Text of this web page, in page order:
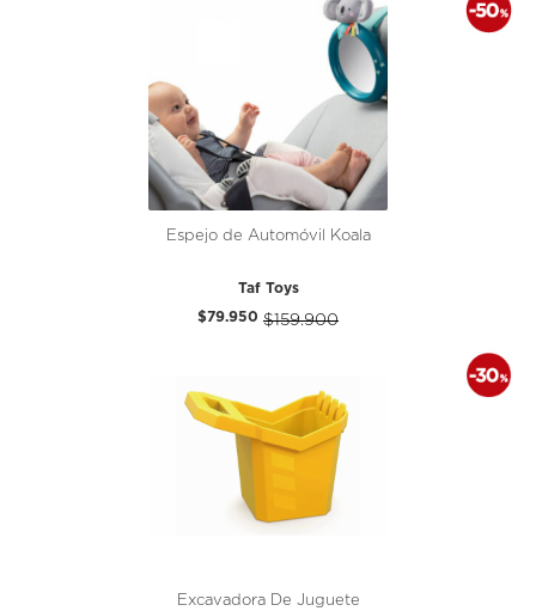
Espejo de Automóvil Koala
Taf Toys
$79.950 $159.900
Excavadora De Juguete